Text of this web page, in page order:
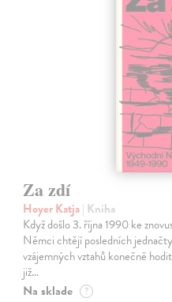
Za zdí
Hoyer Katja| Kniha
Když došlo 3. října 1990 ke
Němci chtějí posledních
vzájemných vztahů konečně
již…
Na sklade ?